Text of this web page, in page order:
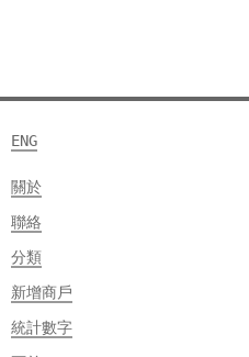
ENG
關於
聯絡
分類
新增商戶
統計數字